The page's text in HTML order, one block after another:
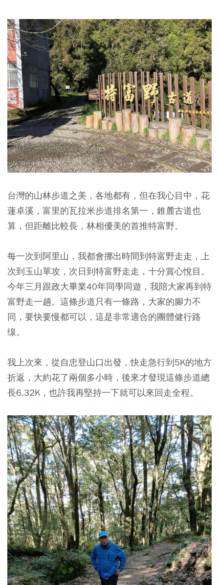
台灣的山林步道之美，各地都有，但在我心目中，花
蓮卓溪，富里的瓦拉米步道排名第一，錐麓古道也
算，但距離比較長，林相優美的首推特富野。
每一次到阿里山，我都會挪出時間到特富野走走，上
次到玉山單攻，次日到特富野走走，十分賞心悅目。
今年三月跟政大畢業40年同學同遊，我陪大家再到特
富野走一趟。這條步道只有一條路，大家的腳力不
同，要快要慢都可以，這是非常適合的團體健行路
缐。
我上次來，從自忠登山口出發，快走急行到5K的地方
折返，大約花了兩個多小時，後來才發現這條步道總
長6.32K，也許我再堅持一下就可以來回走全程。